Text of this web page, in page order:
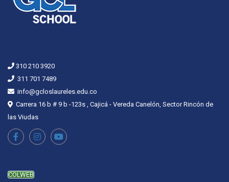
310 210 3920
311 701 7489
info@gcloslaureles.edu.co
Carrera 16 b # 9 b -123s , Cajicá - Vereda Canelón, Sector Rincón de
las Viudas
COLWEB